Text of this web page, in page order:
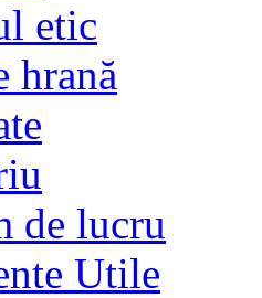
etic
hrană
de lucru
Utile